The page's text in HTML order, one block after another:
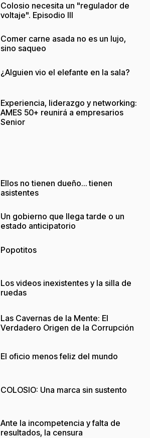
Colosio necesita un "regulador de
voltaje". Episodio III
Comer carne asada no es un lujo,
sino saqueo
¿Alguien vio el elefante en la sala?
Experiencia, liderazgo y networking:
AMES 50+ reunirá a empresarios
Senior
Ellos no tienen dueño… tienen
asistentes
Un gobierno que llega tarde o un
estado anticipatorio
Popotitos
Los videos inexistentes y la silla de
ruedas
Las Cavernas de la Mente: El
Verdadero Origen de la Corrupción
El oficio menos feliz del mundo
COLOSIO: Una marca sin sustento
Ante la incompetencia y falta de
resultados, la censura